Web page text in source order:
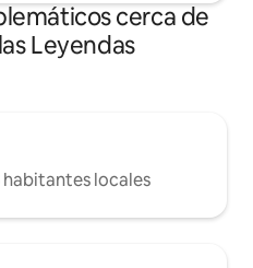
cerca de
Leyendas
locales